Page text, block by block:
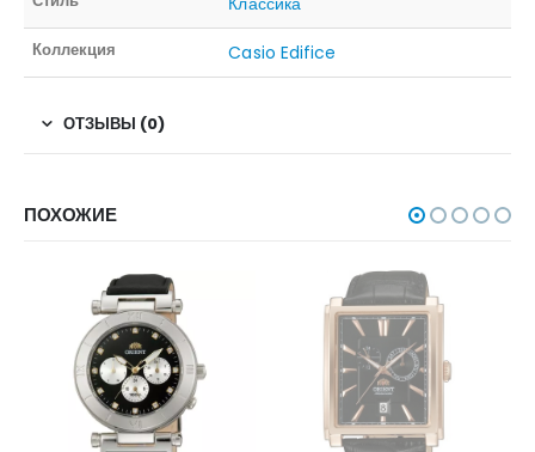
Коллекция Casio Edifice
ОТЗЫВЫ (0)
ПОХОЖИЕ
НЕТ В НАЛИЧИИ